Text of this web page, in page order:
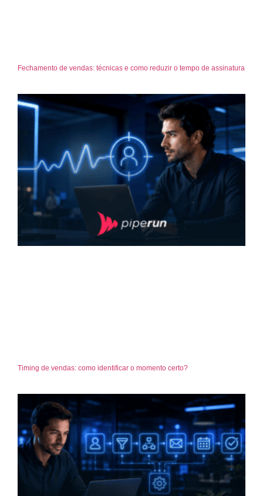
Fechamento de vendas: técnicas e como reduzir o tempo de assinatura
Timing de vendas: como identificar o momento certo?